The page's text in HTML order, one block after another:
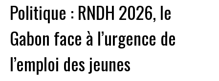
Politique : RNDH 2026, le
Gabon face à l’urgence de
l’emploi des jeunes